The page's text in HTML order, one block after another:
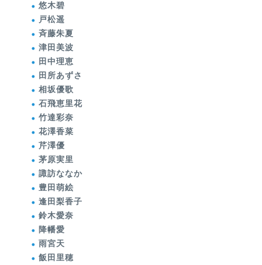
悠木碧
戸松遥
斉藤朱夏
津田美波
田中理恵
田所あずさ
相坂優歌
石飛恵里花
竹達彩奈
花澤香菜
芹澤優
茅原実里
諏訪ななか
豊田萌絵
逢田梨香子
鈴木愛奈
降幡愛
雨宮天
飯田里穂